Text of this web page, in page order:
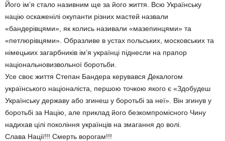
Його ім’я стало називним ще за його життя. Всю Українську
націю оскаженілі окупанти різних мастей назвали
«бандерівцями», як колись називали «мазепинцями» та
«петлюрівцями». Образливе в устах польських, московських та
німецьких загарбників ім’я українці піднесли на прапор
національновизвольної боротьби.
Усе своє життя Степан Бандера керувався Декалогом
українського націоналіста, першою точкою якого є «Здобудеш
Українську державу або згинеш у боротьбі за неї». Він згинув у
боротьбі за Націю, але приклад його безкомпромісного Чину
надихав цілі покоління українців на змагання до волі.
Слава Нації!!! Смерть ворогам!!!